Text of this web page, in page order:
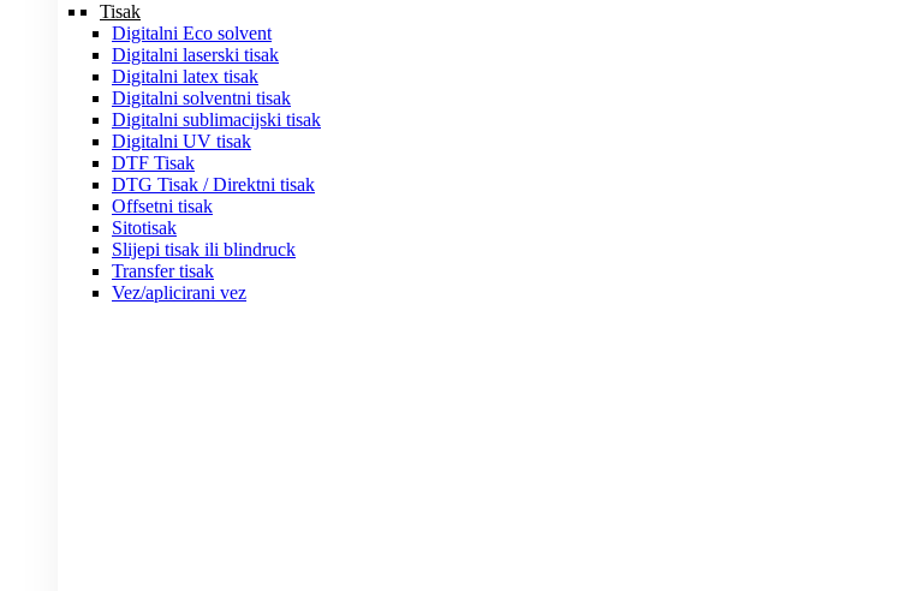
Tisak
Digitalni Eco solvent
Digitalni laserski tisak
Digitalni latex tisak
Digitalni solventni tisak
Digitalni sublimacijski tisak
Digitalni UV tisak
DTF Tisak
DTG Tisak / Direktni tisak
Offsetni tisak
Sitotisak
Slijepi tisak ili blindruck
Transfer tisak
Vez/aplicirani vez